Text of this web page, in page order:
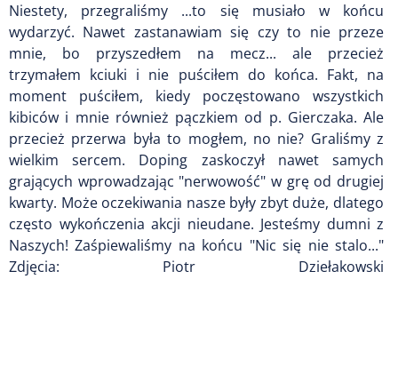
Niestety, przegraliśmy ...to się musiało w końcu
wydarzyć. Nawet zastanawiam się czy to nie przeze
mnie, bo przyszedłem na mecz... ale przecież
trzymałem kciuki i nie puściłem do końca. Fakt, na
moment puściłem, kiedy poczęstowano wszystkich
kibiców i mnie również pączkiem od p. Gierczaka. Ale
przecież przerwa była to mogłem, no nie? Graliśmy z
wielkim sercem. Doping zaskoczył nawet samych
grających wprowadzając "nerwowość" w grę od drugiej
kwarty. Może oczekiwania nasze były zbyt duże, dlatego
często wykończenia akcji nieudane. Jesteśmy dumni z
Naszych! Zaśpiewaliśmy na końcu "Nic się nie stalo..."
Zdjęcia: Piotr Dziełakowski